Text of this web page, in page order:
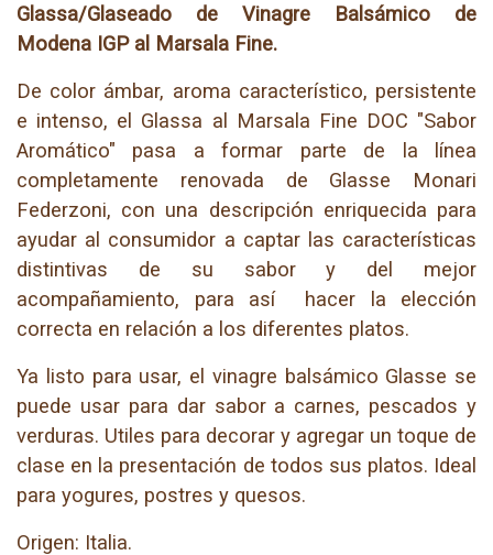
Glassa/Glaseado de Vinagre Balsámico de
Modena IGP al Marsala Fine.
De color ámbar, aroma característico, persistente
e intenso, el Glassa al Marsala Fine DOC "Sabor
Aromático" pasa a formar parte de la línea
completamente renovada de Glasse Monari
Federzoni, con una descripción enriquecida para
ayudar al consumidor a captar las características
distintivas de su sabor y del mejor
acompañamiento, para así hacer la elección
correcta en relación a los diferentes platos.
Ya listo para usar, el vinagre balsámico Glasse se
puede usar para dar sabor a carnes, pescados y
verduras. Utiles para decorar y agregar un toque de
clase en la presentación de todos sus platos. Ideal
para yogures, postres y quesos.
Origen: Italia.